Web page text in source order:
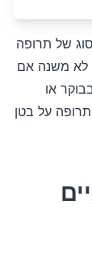
של תרופה
לא משנה אם
או
על בטן